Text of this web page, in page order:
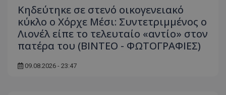
Κηδεύτηκε σε στενό οικογενειακό
κύκλο ο Χόρχε Μέσι: Συντετριμμένος ο
Λιονέλ είπε το τελευταίο «αντίο» στον
πατέρα του (ΒΙΝΤΕΟ - ΦΩΤΟΓΡΑΦΙΕΣ)
09.08.2026 - 23:47